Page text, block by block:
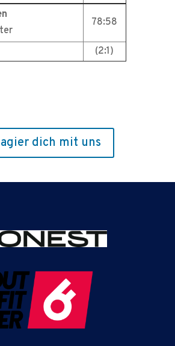
78:58
(2:1)
dich mit uns